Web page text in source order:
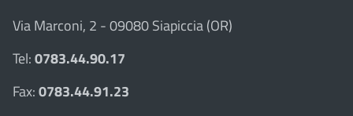
Via Marconi, 2 - 09080 Siapiccia (OR)
Tel:0783.44.90.17
Fax:0783.44.91.23